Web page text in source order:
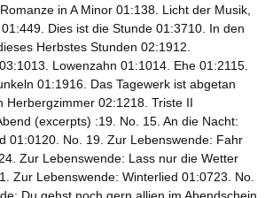
in A Minor 01:138. Licht der Musik,
Dies ist die Stunde 01:3710. In den
Herbstes Stunden 02:1912.
Lowenzahn 01:1014. Ehe 01:2115.
01:1916. Das Tagewerk ist abgetan
Herbergzimmer 02:1218. Triste II
(excerpts) :19. No. 15. An die Nacht:
01:0120. No. 19. Zur Lebenswende: Fahr
Zur Lebenswende: Lass nur die Wetter
Zur Lebenswende: Winterlied 01:0723. No.